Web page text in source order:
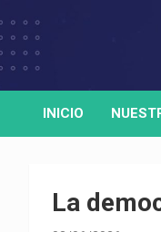
to
HORA32
Medio de
INICIO
La